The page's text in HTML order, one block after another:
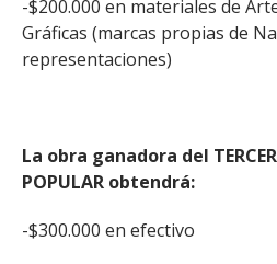
-$200.000 en materiales de
Gráficas (marcas propias de
representaciones)
La obra ganadora del
POPULAR obtendrá:
-$300.000 en efectivo